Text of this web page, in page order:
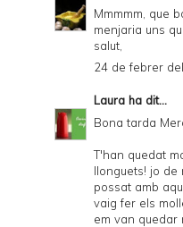
Mmmmm, que
menjaria uns
salut,
24 de febrer
Laura ha dit...
Bona tarda
T'han quedat
llonguets! jo de
possat amb
vaig fer els
em van quedar